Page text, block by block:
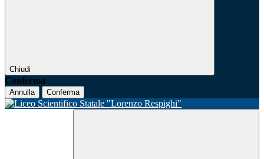
Chiudi
Conferma
Annulla Conferma